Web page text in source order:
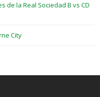
de la Real Sociedad B vs CD
City